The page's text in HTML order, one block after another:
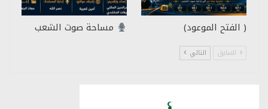
( الفتح الموعود) مساحة صوت الشعب
السابق التالي